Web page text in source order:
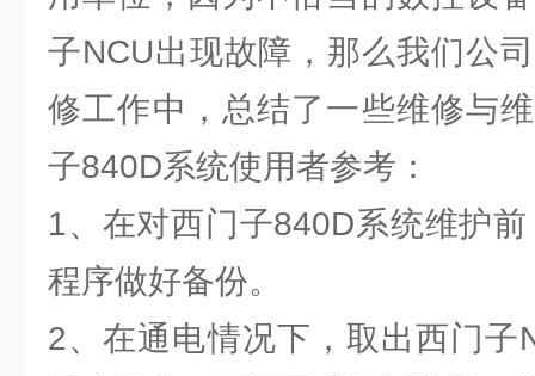
子NCU出现故障，那么我们公
修工作中，总结了一些维修与
子840D系统使用者参考：
1、在对西门子840D系统维护
程序做好备份。
2、在通电情况下，取出西门子